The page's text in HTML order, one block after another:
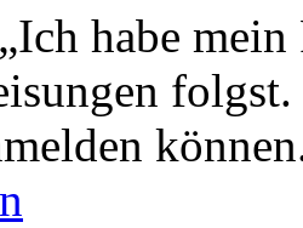
habe